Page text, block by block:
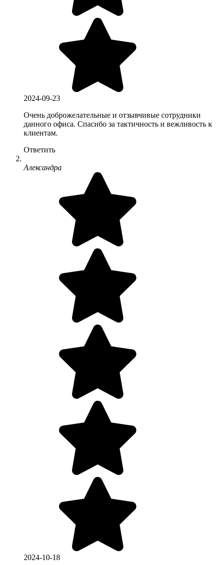
2024-09-23
Очень доброжелательные и отзывчивые сотрудники
данного офиса. Спасибо за тактичность и вежливость к
клиентам.
Ответить
Александра
2024-10-18